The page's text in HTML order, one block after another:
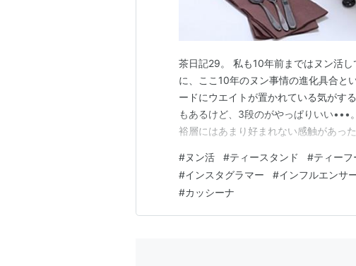
茶日記29。 私も10年前まではヌン活
に、ここ10年のヌン事情の進化具合と
ードにウエイトが置かれている気がす
もあるけど、3段のがやっぱりいい
裕層にはあまり好まれない感触があっ
スタンドは縦に積み上げるので、 価値
広くとって並べる事だけが素敵だとは思
#ヌン活 #ティースタンド #ティーフ
#インスタグラマー #インフルエンサ
#カッシーナ